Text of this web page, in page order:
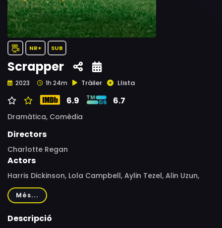
NR+ SUB
Scrapper
2023 1h 24m Tràiler Llista
6.9 6.7
Dramàtica, Comèdia
Directors
Charlotte Regan
Actors
Harris Dickinson, Lola Campbell, Aylin Tezel, Alin Uzun,
Cary Crankson, Carys Bowkett, Ambreen Razia, Ayokunle
Oyesanwo, Ayobami Oyesabwo, Ayooluwa Oyesanwo,
Freya Bell, Jessica Fostekew, Asheq Akhtar, Joshua
Més...
Descripció